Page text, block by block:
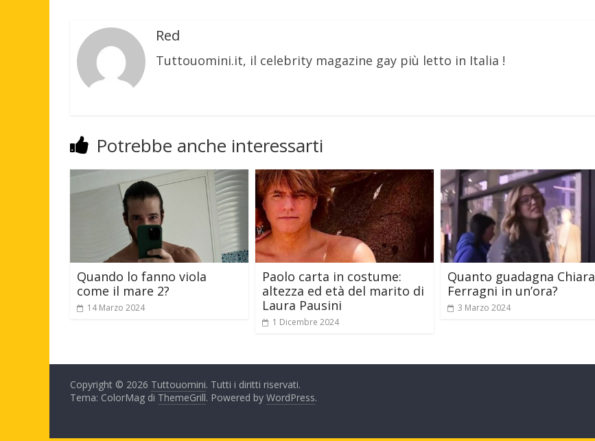
Red
Tuttouomini.it, il celebrity magazine gay più letto in Italia !
Potrebbe anche interessarti
Quando lo fanno viola
come il mare 2?
14 Marzo 2024
Paolo carta in costume:
altezza ed età del marito di
Laura Pausini
1 Dicembre 2024
Quanto guadagna Chiara
Ferragni in un’ora?
3 Marzo 2024
Copyright © 2026 Tuttouomini. Tutti i diritti riservati.
Tema: ColorMag di ThemeGrill. Powered by WordPress.